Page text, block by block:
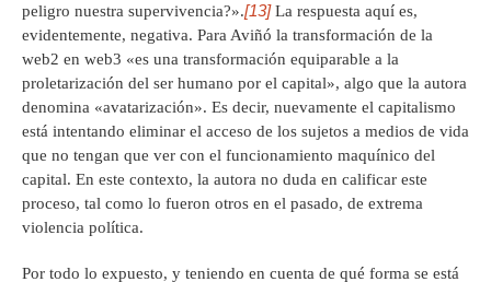
peligro nuestra supervivencia?».[13]La respuesta aquí es,
evidentemente, negativa. Para Aviñó la transformación de la
web2 en web3 «es una transformación equiparable a la
proletarización del ser humano por el capital», algo que la autora
denomina «avatarización». Es decir, nuevamente el capitalismo
está intentando eliminar el acceso de los sujetos a medios de vida
que no tengan que ver con el funcionamiento maquínico del
capital. En este contexto, la autora no duda en calificar este
proceso, tal como lo fueron otros en el pasado, de extrema
violencia política.
Por todo lo expuesto, y teniendo en cuenta de qué forma se está